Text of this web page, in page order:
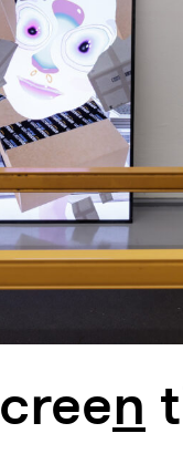
creen